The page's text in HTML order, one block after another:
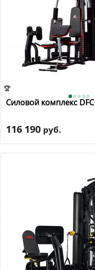
🏆
Силовой комплекс DFC
116 190 руб.